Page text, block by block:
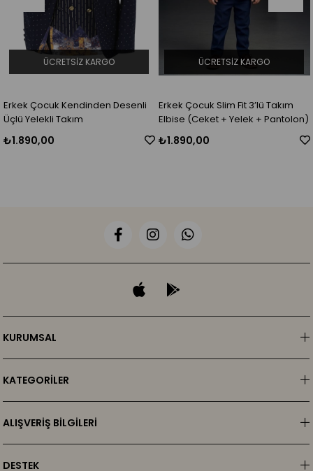
Desenli
Erkek Çocuk Slim Fit 3’lü Takım
Elbise (Ceket + Yelek + Pantolon)
ÜCRETSIZ KARGO
Erkek Çocuk Ceket
Gömlek Yelek Dörtlü
ÜCRETSIZ
KURUMSAL
KATEGORİLER
ALIŞVERİŞ BİLGİLERİ
DESTEK